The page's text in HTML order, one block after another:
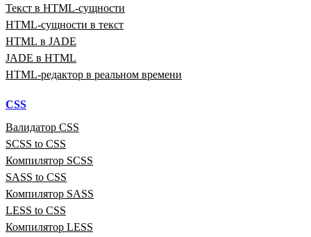
Текст в HTML‑сущности
HTML‑сущности в текст
HTML в JADE
JADE в HTML
HTML‑редактор в реальном времени
CSS
Валидатор CSS
SCSS to CSS
Компилятор SCSS
SASS to CSS
Компилятор SASS
LESS to CSS
Компилятор LESS